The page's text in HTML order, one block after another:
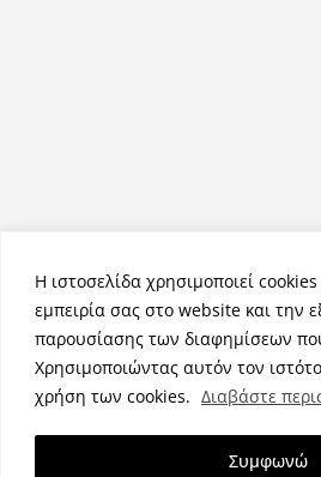
Η ιστοσελίδα χρησιμοποιεί
εμπειρία σας στο website και την
παρουσίασης των διαφημίσεων
Χρησιμοποιώντας αυτόν τον
χρήση των cookies. Διαβάστε
Συμφωνώ
Πνευματικά Δικαιώματα © 2026
δικαιώματα
Θέμα:ColorMagαπό ThemeGrill.
WordPress